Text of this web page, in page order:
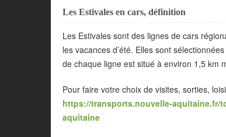
Les Estivales en cars, définition
Les Estivales sont des lignes de cars
les vacances d’été. Elles sont
de chaque ligne est situé à environ 1,5 km
Pour faire votre choix de visites, sorties,
https://transports.nouvelle-aquitaine.fr/
aquitaine